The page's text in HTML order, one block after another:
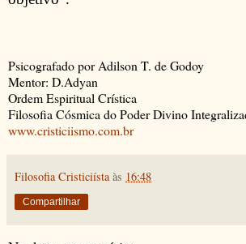
Psicografado por Adilson T. de Godoy
Mentor: D.Adyan
Ordem Espiritual Crística
Filosofia Cósmica do Poder Divino
www.cristiciismo.com.br
Filosofia Cristiciísta às 16:48
Compartilhar